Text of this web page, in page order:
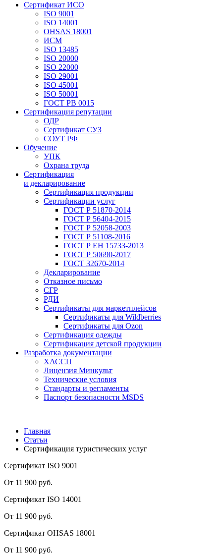
Сертификат ИСО
ISO 9001
ISO 14001
OHSAS 18001
ИСМ
ISO 13485
ISO 20000
ISO 22000
ISO 29001
ISO 45001
ISO 50001
ГОСТ РВ 0015
Сертификация репутации
ОДР
Сертификат СУЗ
СОУТ РФ
Обучение
УПК
Охрана труда
Сертификация
и декларирование
Сертификация продукции
Сертификации услуг
ГОСТ Р 51870-2014
ГОСТ Р 56404-2015
ГОСТ Р 52058-2003
ГОСТ Р 51108-2016
ГОСТ Р ЕН 15733-2013
ГОСТ Р 50690-2017
ГОСТ 32670-2014
Декларирование
Отказное письмо
СГР
РДИ
Сертификаты для маркетплейсов
Сертификаты для Wildberries
Сертификаты для Ozon
Сертификация одежды
Сертификация детской продукции
Разработка документации
ХАССП
Лицензия Минкульт
Технические условия
Стандарты и регламенты
Паспорт безопасности MSDS
Главная
Статьи
Сертификация туристических услуг
Сертификат ISO 9001
От 11 900 руб.
Сертификат ISO 14001
От 11 900 руб.
Сертификат OHSAS 18001
От 11 900 руб.